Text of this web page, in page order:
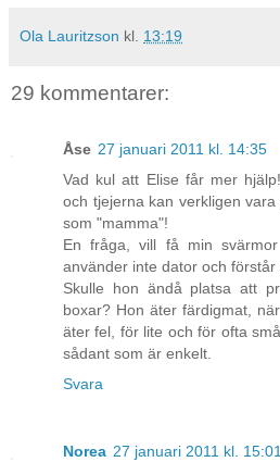
Ola Lauritzson kl. 13:19
29 kommentarer:
Åse 27 januari 2011 kl. 14:35
Vad kul att Elise får mer
och tjejerna kan verkligen
som "mamma"!
En fråga, vill få min
använder inte dator och
Skulle hon ändå platsa att
boxar? Hon äter färdigmat,
äter fel, för lite och för ofta
sådant som är enkelt.
Svara
Norea 27 januari 2011 kl.